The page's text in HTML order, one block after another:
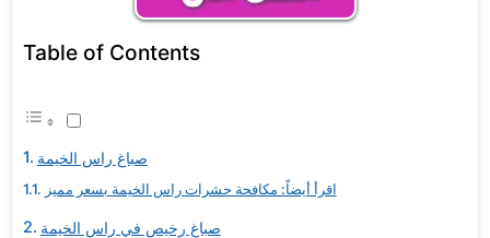
Table of Contents
صباغ راس الخيمة
اقرأ أيضاً: مكافحة حشرات راس الخيمة بسعر مميز
صباغ رخيص في راس الخيمة